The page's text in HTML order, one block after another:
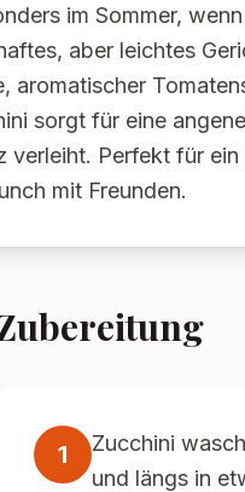
im Sommer,
aber leichtes
aromatischer
sorgt für eine
verleiht. Perfekt für
mit Freunden.
1
Zucchini
und längs in